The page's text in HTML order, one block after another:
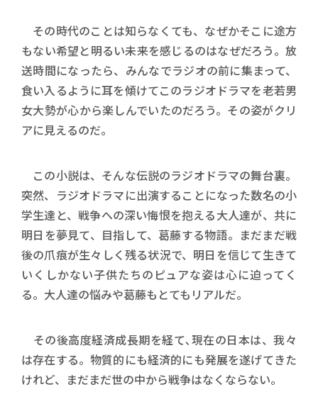
その時代のことは知らなくても、なぜかそこに途方
もない希望と明るい未来を感じるのはなぜだろう。放
送時間になったら、みんなでラジオの前に集まって、
食い入るように耳を傾けてこのラジオドラマを老若男
女大勢が心から楽しんでいたのだろう。その姿がクリ
アに見えるのだ。
この小説は、そんな伝説のラジオドラマの舞台裏。
突然、ラジオドラマに出演することになった数名の小
学生達と、戦争への深い悔恨を抱える大人達が、共に
明日を夢見て、目指して、葛藤する物語。まだまだ戦
後の爪痕が生々しく残る状況で、明日を信じて生きて
いくしかない子供たちのピュアな姿は心に迫ってく
る。大人達の悩みや葛藤もとてもリアルだ。
その後高度経済成長期を経て､現在の日本は、我々
は存在する。物質的にも経済的にも発展を遂げてきた
けれど、まだまだ世の中から戦争はなくならない。